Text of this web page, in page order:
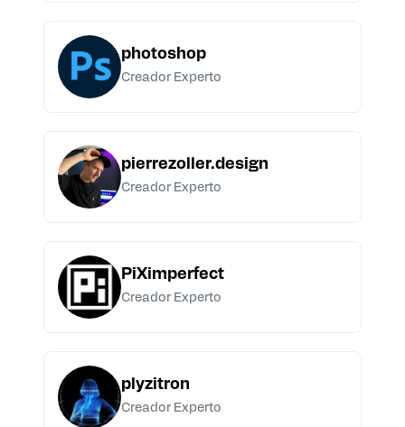
photoshop
Creador Experto
pierrezoller.design
Creador Experto
PiXimperfect
Creador Experto
plyzitron
Creador Experto